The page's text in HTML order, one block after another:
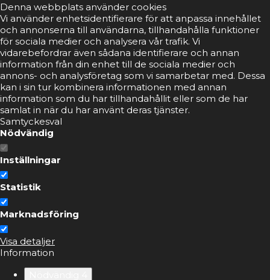
Denna webbplats använder cookies
Vi använder enhetsidentifierare för att anpassa innehållet
och annonserna till användarna, tillhandahålla funktioner
för sociala medier och analysera vår trafik. Vi
vidarebefordrar även sådana identifierare och annan
information från din enhet till de sociala medier och
annons- och analysföretag som vi samarbetar med. Dessa
kan i sin tur kombinera informationen med annan
information som du har tillhandahållit eller som de har
samlat in när du har använt deras tjänster.
Samtyckesval
Nödvändig
Inställningar
Statistik
Marknadsföring
Visa detaljer
Information